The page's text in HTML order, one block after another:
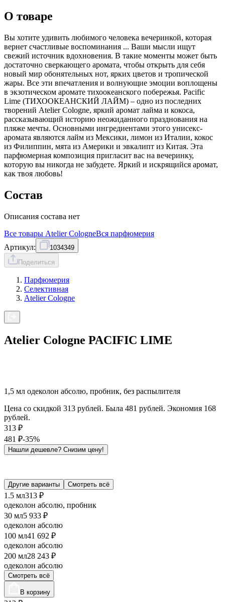
О товаре
Вы хотите удивить любимого человека вечеринкой, которая
вернет счастливые воспоминания ... Ваши мысли ищут
свежий источник вдохновения. В такие моменты может быть
достаточно сверкающего аромата, чтобы открыть для себя
новый мир обонятельных нот, ярких цветов и тропической
жары. Все эти впечатления и волнующие эмоции воплощены
в экзотическом аромате тихоокеанского побережья. Pacific
Lime (ТИХООКЕАНСКИЙ ЛАЙМ) – одно из последних
творений Atelier Cologne, яркий аромат лайма и кокоса,
рассказывающий историю неожиданного празднования на
пляже мечты. Основными ингредиентами этого унисекс-
аромата являются лайм из Мексики, лимон из Италии, кокос
из Филиппин, мята из Америки и эвкалипт из Китая. Эта
парфюмерная композиция пригласит вас на вечеринку,
которую вы никогда не забудете. Яркий и искрящийся аромат,
как твоя любовь!
Состав
Описания состава нет
Все товары Atelier CologneВся парфюмерия
Артикул:
1034349
Поделиться
Парфюмерия
Селективная
Atelier Cologne
Atelier Cologne PACIFIC LIME
1,5 мл одеколон абсолю, пробник, без распылителя
Цена со скидкой 313 рублей. Была 481 рублей. Экономия 168
рублей.
313 ₽
481 ₽-35%
Нашли дешевле? Снизим цену!
Другие варианты Смотреть всё
1.5 мл313 ₽
одеколон абсолю, пробник
30 мл5 933 ₽
одеколон абсолю
100 мл41 692 ₽
одеколон абсолю
200 мл28 243 ₽
одеколон абсолю
Смотреть всё
В корзину